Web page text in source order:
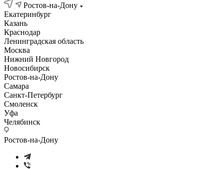
Ростов-на-Дону
Екатеринбург
Казань
Краснодар
Ленинградская область
Москва
Нижний Новгород
Новосибирск
Ростов-на-Дону
Самара
Санкт-Петербург
Смоленск
Уфа
Челябинск
Ростов-на-Дону